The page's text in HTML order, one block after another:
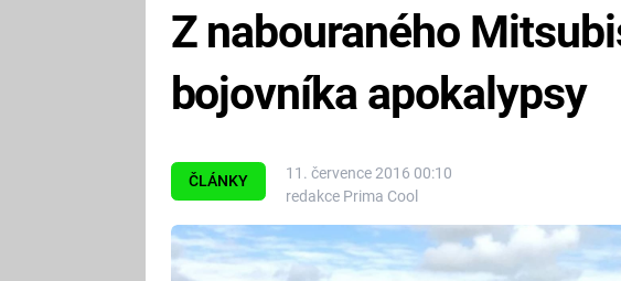
ČLÁNKY
11. července 2016 00:10
redakce Prima Cool
Z nabouraného
bojovníka apokalypsy